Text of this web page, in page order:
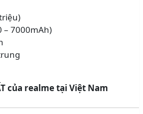
– 7000mAh)
của realme tại Việt Nam